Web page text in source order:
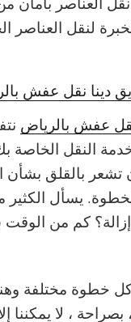
لنقل العناصر
دينا نقل عفش
عفش بالرياض
النقل الخاصة
بالقلق بشأن
يسأل الكثير
كم من
خطوة مختلفة
بصراحة ، لا يمكننا